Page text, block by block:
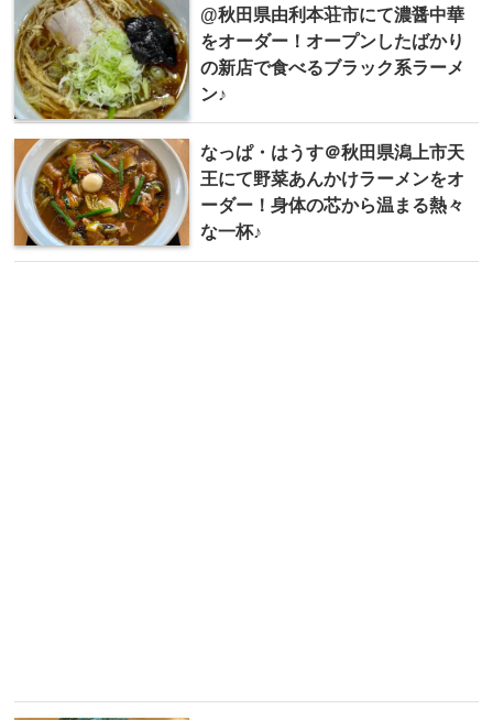
@秋田県由利本荘市にて濃醤中華
をオーダー！オープンしたばかり
の新店で食べるブラック系ラーメ
ン♪
なっぱ・はうす＠秋田県潟上市天
王にて野菜あんかけラーメンをオ
ーダー！身体の芯から温まる熱々
な一杯♪